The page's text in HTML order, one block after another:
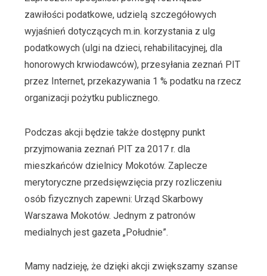
zawiłości podatkowe, udzielą szczegółowych
wyjaśnień dotyczących m.in. korzystania z ulg
podatkowych (ulgi na dzieci, rehabilitacyjnej, dla
honorowych krwiodawców), przesyłania zeznań PIT
przez Internet, przekazywania 1 % podatku na rzecz
organizacji pożytku publicznego.
Podczas akcji będzie także dostępny punkt
przyjmowania zeznań PIT za 2017 r. dla
mieszkańców dzielnicy Mokotów. Zaplecze
merytoryczne przedsięwzięcia przy rozliczeniu
osób fizycznych zapewni: Urząd Skarbowy
Warszawa Mokotów. Jednym z patronów
medialnych jest gazeta „Południe”.
Mamy nadzieję, że dzięki akcji zwiększamy szanse